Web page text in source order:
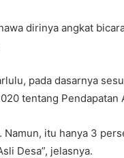
dirinya angkat
pada dasarnya
tentang Pendapatan
itu hanya 3
Desa”, jelasnya.